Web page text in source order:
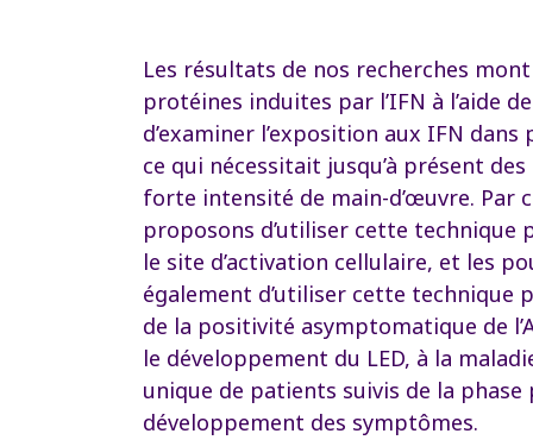
Les résultats de nos recherches
protéines induites par l’IFN à l’aide
d’examiner l’exposition aux IFN
ce qui nécessitait jusqu’à présent
forte intensité de main-d’œuvre. Par
proposons d’utiliser cette technique
le site d’activation cellulaire, et les
également d’utiliser cette technique
de la positivité asymptomatique de
le développement du LED, à la
unique de patients suivis de la phase
développement des symptômes.